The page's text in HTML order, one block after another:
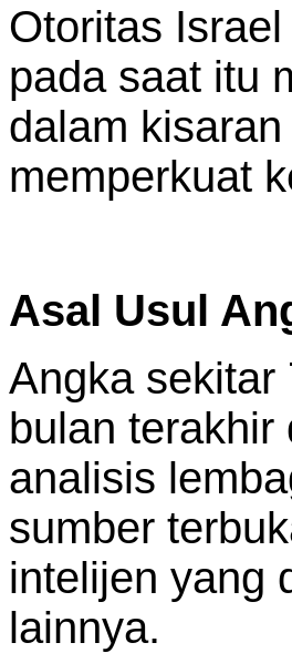
Otoritas
pada saat itu
dalam
memperkuat
Asal Usul
Angka sekitar
bulan terakhir
analisis
sumber
intelijen yang
lainnya.